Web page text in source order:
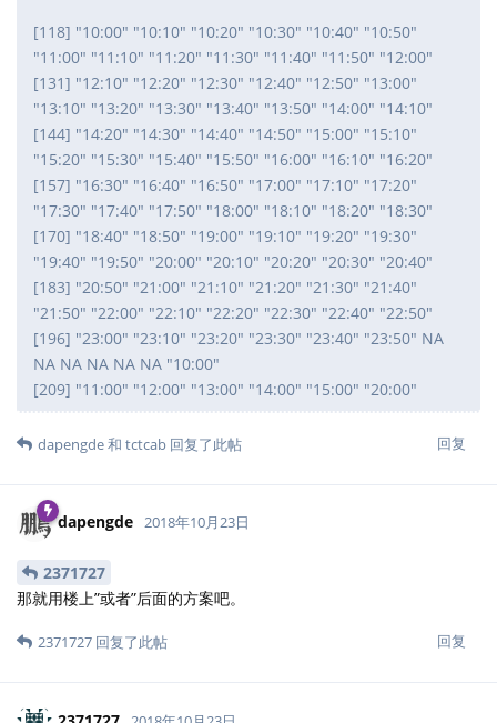
[118] "10:00" "10:10" "10:20" "10:30" "10:40" "10:50"
"11:00" "11:10" "11:20" "11:30" "11:40" "11:50" "12:00"
[131] "12:10" "12:20" "12:30" "12:40" "12:50" "13:00"
"13:10" "13:20" "13:30" "13:40" "13:50" "14:00" "14:10"
[144] "14:20" "14:30" "14:40" "14:50" "15:00" "15:10"
"15:20" "15:30" "15:40" "15:50" "16:00" "16:10" "16:20"
[157] "16:30" "16:40" "16:50" "17:00" "17:10" "17:20"
"17:30" "17:40" "17:50" "18:00" "18:10" "18:20" "18:30"
[170] "18:40" "18:50" "19:00" "19:10" "19:20" "19:30"
"19:40" "19:50" "20:00" "20:10" "20:20" "20:30" "20:40"
[183] "20:50" "21:00" "21:10" "21:20" "21:30" "21:40"
"21:50" "22:00" "22:10" "22:20" "22:30" "22:40" "22:50"
[196] "23:00" "23:10" "23:20" "23:30" "23:40" "23:50" NA
NA NA NA NA NA "10:00"
[209] "11:00" "12:00" "13:00" "14:00" "15:00" "20:00"
回复
dapengde和 tctcab 回复了此帖
dapengde 2018年10月23日
2371727
那就用楼上”或者”后面的方案吧。
回复
2371727 回复了此帖